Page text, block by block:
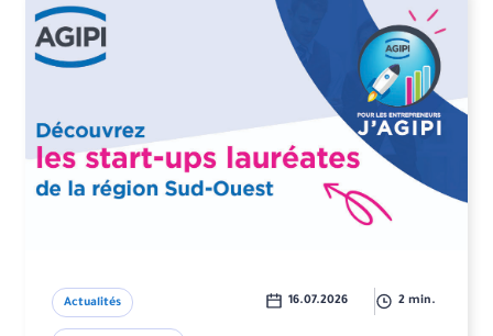
Actualités 16.07.2026 2 min.